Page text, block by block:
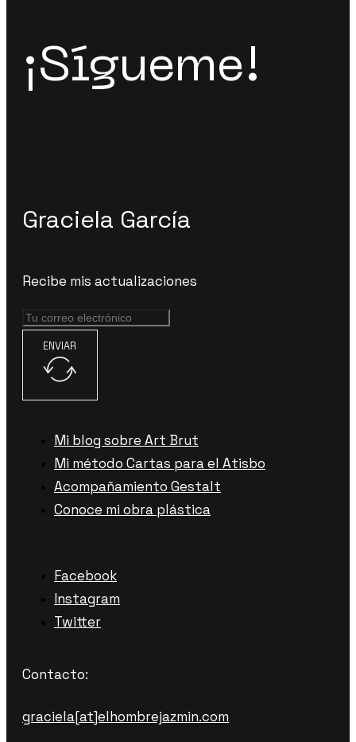
¡Sígueme!
Graciela García
Recibe mis actualizaciones
ENVIAR
Mi blog sobre Art Brut
Mi método Cartas para el Atisbo
Acompañamiento Gestalt
Conoce mi obra plástica
Facebook
Instagram
Twitter
Contacto:
graciela[at]elhombrejazmin.com